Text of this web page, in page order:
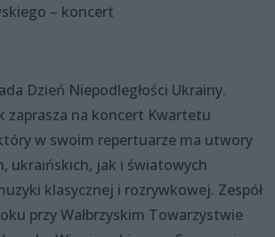
– koncert
Dzień Niepodległości Ukrainy.
zaprasza na koncert Kwartetu
w swoim repertuarze ma utwory
ukraińskich, jak i światowych
klasycznej i rozrywkowej. Zespół
przy Wałbrzyskim Towarzystwie